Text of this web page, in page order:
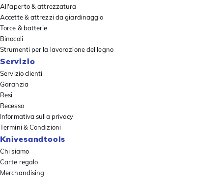
All'aperto & attrezzatura
Accette & attrezzi da giardinaggio
Torce & batterie
Binocoli
Strumenti per la lavorazione del legno
Servizio
Servizio clienti
Garanzia
Resi
Recesso
Informativa sulla privacy
Termini & Condizioni
Knivesandtools
Chi siamo
Carte regalo
Merchandising